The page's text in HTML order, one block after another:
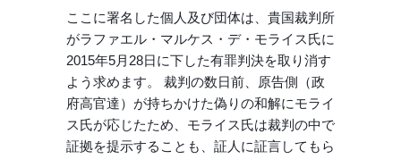
ここに署名した個人及び団体は、貴国裁判所
がラファエル・マルケス・デ・モライス氏に
2015年5月28日に下した有罪判決を取り消す
よう求めます。 裁判の数日前、原告側（政
府高官達）が持ちかけた偽りの和解にモライ
ス氏が応じたため、モライス氏は裁判の中で
証拠を提示することも、証人に証言してもら